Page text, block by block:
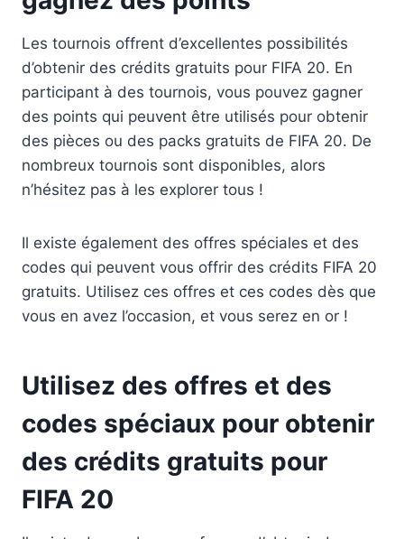
Les tournois offrent d’excellentes possibilités
d’obtenir des crédits gratuits pour FIFA 20. En
participant à des tournois, vous pouvez gagner
des points qui peuvent être utilisés pour obtenir
des pièces ou des packs gratuits de FIFA 20. De
nombreux tournois sont disponibles, alors
n’hésitez pas à les explorer tous !
Il existe également des offres spéciales et des
codes qui peuvent vous offrir des crédits FIFA 20
gratuits. Utilisez ces offres et ces codes dès que
vous en avez l’occasion, et vous serez en or !
Utilisez des offres et des
codes spéciaux pour obtenir
des crédits gratuits pour
FIFA 20